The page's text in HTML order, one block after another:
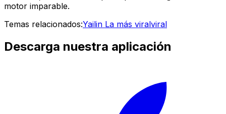
motor imparable.
Temas relacionados:Yailin La más viralviral
Descarga nuestra aplicación